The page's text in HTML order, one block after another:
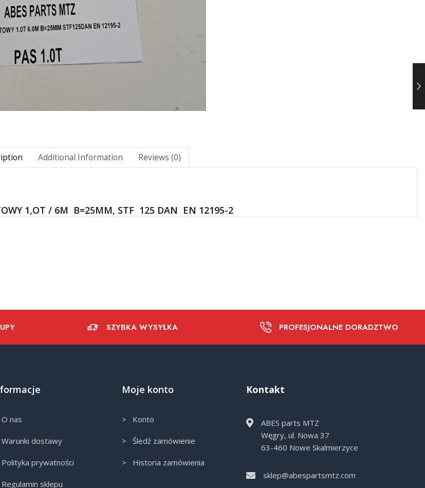
Additional Information Reviews (0)
1,OT / 6M B=25MM, STF 125 DAN EN 12195-2
SZYBKA WYSYŁKA PROFESJONALNE DORADZTWO
nas
dostawy
prywatności
sklepu
Moje konto
> Konto
> Śledź zamówienie
> Historia zamówienia
Kontakt
ABES parts MTZ
Węgry, ul. Nowa 37
63-460 Nowe Skalmierzyce
sklep@abespartsmtz.com